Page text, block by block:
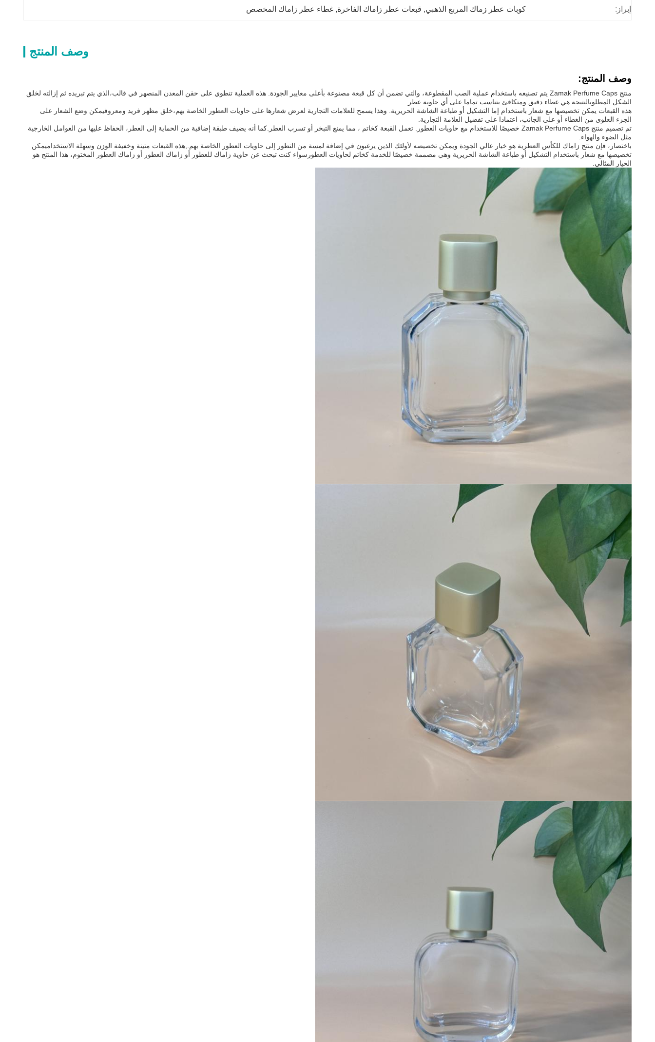
إبراز: كوبات عطر زماك المربع الذهبي, قبعات عطر زاماك الفاخرة, غطاء عطر زاماك المخصص
وصف المنتج
وصف المنتج:
منتج Zamak Perfume Caps يتم تصنيعه باستخدام عملية الصب المقطوعة، والتي تضمن أن كل قبعة مصنوعة بأعلى معايير الجودة. هذه العملية تنطوي على حقن المعدن المنصهر في قالب،الذي يتم تبريده ثم إزالته لخلق
الشكل المطلوبالنتيجة هي غطاء دقيق ومتكافئ يتناسب تماما على أي حاوية عطر.
هذه القبعات يمكن تخصيصها مع شعار باستخدام إما التشكيل أو طباعة الشاشة الحريرية. وهذا يسمح للعلامات التجارية لعرض شعارها على حاويات العطور الخاصة بهم،خلق مظهر فريد ومعروفيمكن وضع الشعار على
الجزء العلوي من الغطاء أو على الجانب، اعتمادا على تفضيل العلامة التجارية.
تم تصميم منتج Zamak Perfume Caps خصيصًا للاستخدام مع حاويات العطور. تعمل القبعة كخاتم ، مما يمنع التبخر أو تسرب العطر.كما أنه يضيف طبقة إضافية من الحماية إلى العطر، الحفاظ عليها من العوامل الخارجية
مثل الضوء والهواء.
باختصار، فإن منتج زاماك للكأس العطرية هو خيار عالي الجودة ويمكن تخصيصه لأولئك الذين يرغبون في إضافة لمسة من التطور إلى حاويات العطور الخاصة بهم.,هذه القبعات متينة وخفيفة الوزن وسهلة الاستخداميمكن
تخصيصها مع شعار باستخدام التشكيل أو طباعة الشاشة الحريرية وهي مصممة خصيصًا للخدمة كخاتم لحاويات العطورسواء كنت تبحث عن حاوية زاماك للعطور أو زاماك العطور أو زاماك العطور المختوم، هذا المنتج هو
الخيار المثالي.